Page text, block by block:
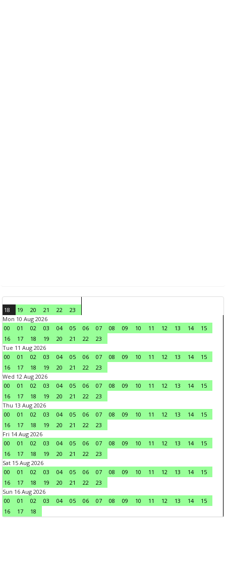
18 19 20 21 22
23
Mon 10 Aug 2026
00
01 02 03 04 05 06 07 08 09 10 11 12 13 14
15
16
17 18 19 20 21 22
23
Tue 11 Aug 2026
00
01 02 03 04 05 06 07 08 09 10 11 12 13 14
15
16
17 18 19 20 21 22
23
Wed 12 Aug 2026
00
01 02 03 04 05 06 07 08 09 10 11 12 13 14
15
16
17 18 19 20 21 22
23
Thu 13 Aug 2026
00
01 02 03 04 05 06 07 08 09 10 11 12 13 14
15
16
17 18 19 20 21 22
23
Fri 14 Aug 2026
00
01 02 03 04 05 06 07 08 09 10 11 12 13 14
15
16
17 18 19 20 21 22
23
Sat 15 Aug 2026
00
01 02 03 04 05 06 07 08 09 10 11 12 13 14
15
16
17 18 19 20 21 22
23
Sun 16 Aug 2026
00
01 02 03 04 05 06 07 08 09 10 11 12 13 14
15
16
17 18